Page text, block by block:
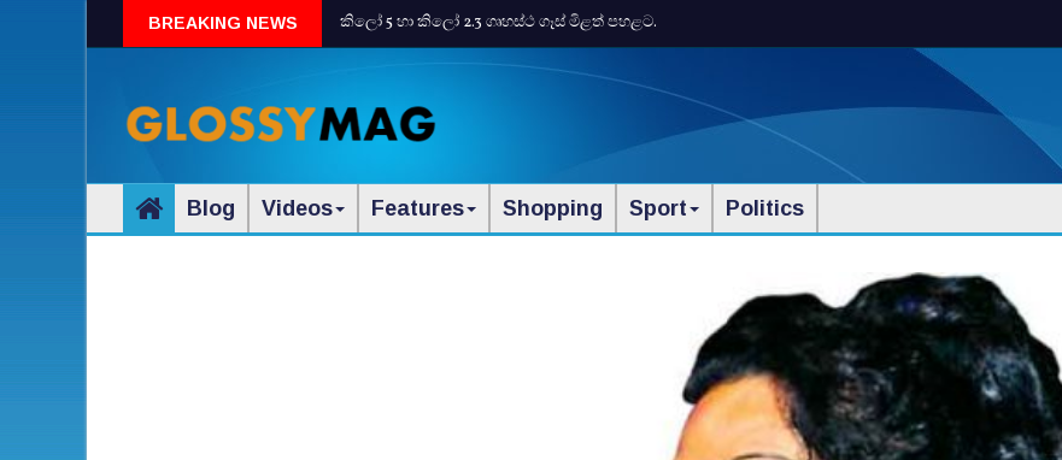
BREAKING NEWS කිලෝ 5 හා කිලෝ 2.3 ගෘහස්ථ ගෑස් මිළත් පහළට.
Blog Videos Features Shopping Sport Politics